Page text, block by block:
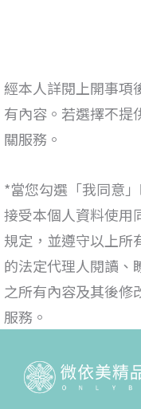
經本人詳閱上開事項
有內容。若選擇不提
關服務。
*當您勾選「我同意
接受本個人資料使用
規定，並遵守以上所
的法定代理人閱讀、
之所有內容及其後修
服務。